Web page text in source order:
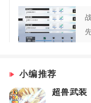
小编推荐
超兽武装